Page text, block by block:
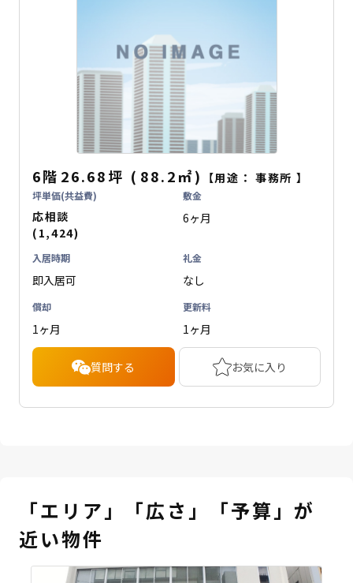
6階 26.68坪 ( 88.2㎡) 【用途：事務所 】
坪単価(共益費)
応相談
(1,424)
敷金
6ヶ月
入居時期
即入居可
礼金
なし
償却
1ヶ月
更新料
1ヶ月
質問する お気に入り
「エリア」「広さ」「予算」が
近い物件